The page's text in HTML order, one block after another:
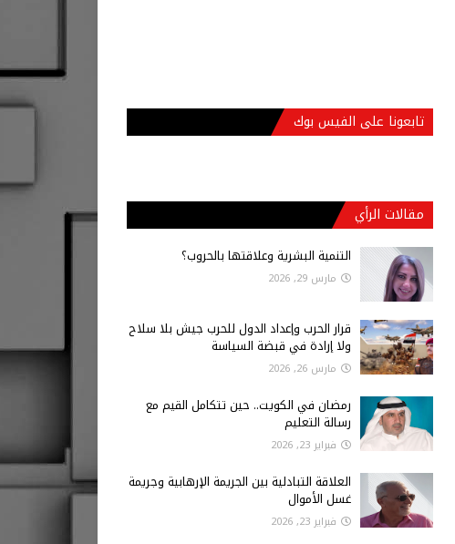
تابعونا على الفيس بوك
مقالات الرأي
التنمية البشرية وعلاقتها بالحروب؟
مارس 29, 2026
قرار الحرب وإعداد الدول للحرب جيش بلا سلاح
ولا إرادة في قبضة السياسة
مارس 26, 2026
رمضان في الكويت.. حين تتكامل القيم مع
رسالة التعليم
فبراير 23, 2026
العلاقة التبادلية بين الجريمة الإرهابية وجريمة
غسل الأموال
فبراير 23, 2026